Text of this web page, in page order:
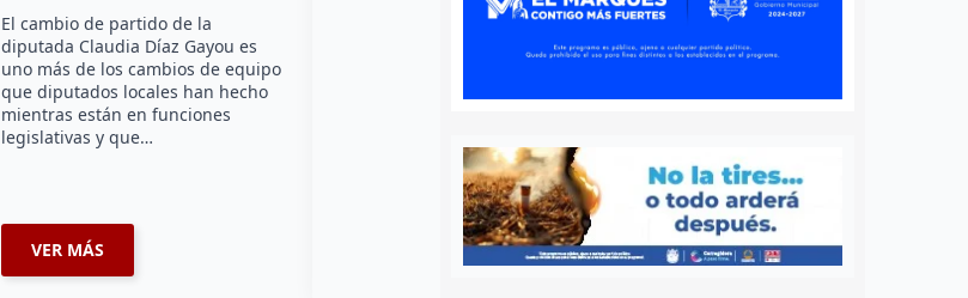
El cambio de partido de la
diputada Claudia Díaz Gayou es
uno más de los cambios de equipo
que diputados locales han hecho
mientras están en funciones
legislativas y que…
VER MÁS
6 agosto, 2026
La bombera voluntaria Beatriz,
Bomberos Voluntarios de Ezequiel
representará a Querétaro en la
misión internacional que México
enviará para apoyar…
Daniel Rico 6 agosto, 2026
La Fiscalía General del Estado de
todos los recursos legales para
contra del médico neurocirujano
acusado de…
VER MÁS